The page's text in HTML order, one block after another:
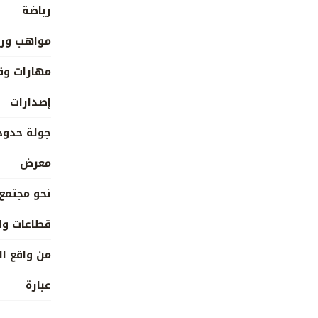
رياضة
مواهب
مهارات
إصدارات
جولة
معرض
نحو
قطاعات
من واقع
عبارة